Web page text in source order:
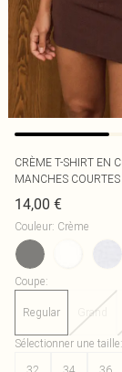
CRÈME T-SHIRT EN
MANCHES COURTES
14,00 €
Couleur: Crème
Coupe:
Regular Grand
Sélectionner une taille: